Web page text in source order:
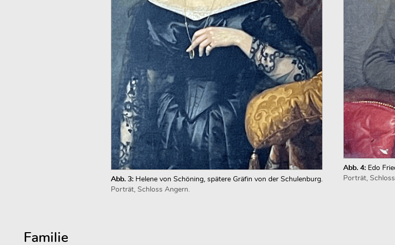
Abb. 3:Helene von Schöning, spätere Gräfin von der Schulenburg.
Porträt, Schloss Angern.
Abb. 4:Edo
Porträt,
Familie